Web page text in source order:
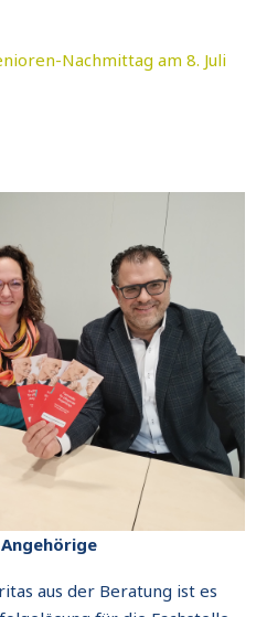
Nachmittag am 8. Juli
aus der Beratung ist es